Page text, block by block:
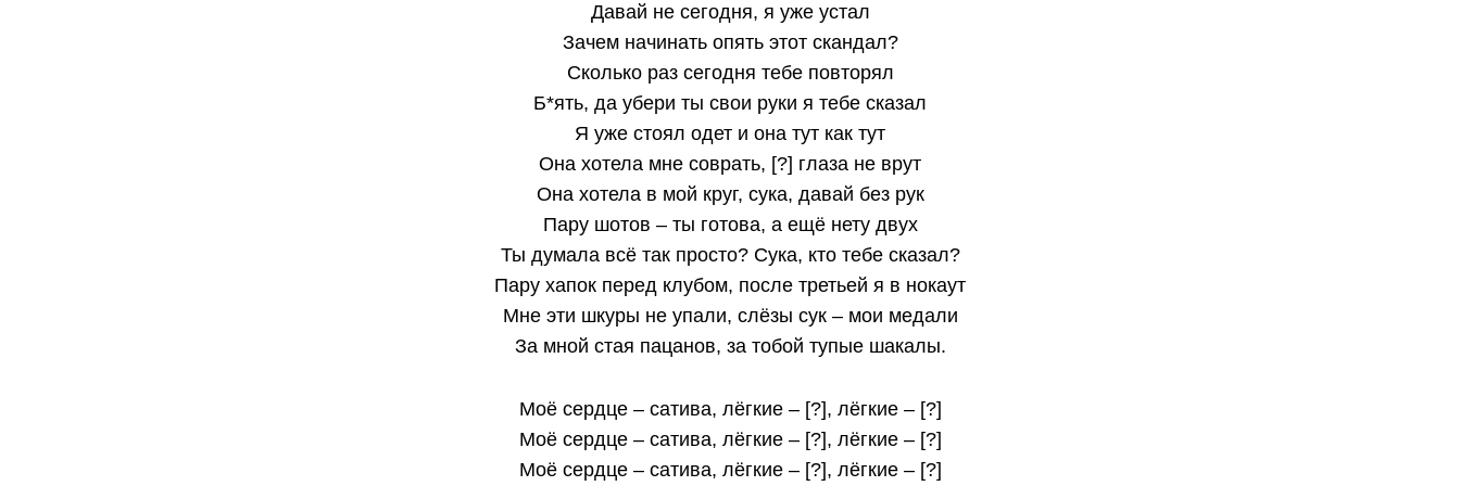
Давай не сегодня, я уже устал
Зачем начинать опять этот скандал?
Сколько раз сегодня тебе повторял
Б*ять, да убери ты свои руки я тебе сказал
Я уже стоял одет и она тут как тут
Она хотела мне соврать, [?] глаза не врут
Она хотела в мой круг, сука, давай без рук
Пару шотов – ты готова, а ещё нету двух
Ты думала всё так просто? Сука, кто тебе сказал?
Пару хапок перед клубом, после третьей я в нокаут
Мне эти шкуры не упали, слёзы сук – мои медали
За мной стая пацанов, за тобой тупые шакалы.
Моё сердце – сатива, лёгкие – [?], лёгкие – [?]
Моё сердце – сатива, лёгкие – [?], лёгкие – [?]
Моё сердце – сатива, лёгкие – [?], лёгкие – [?]